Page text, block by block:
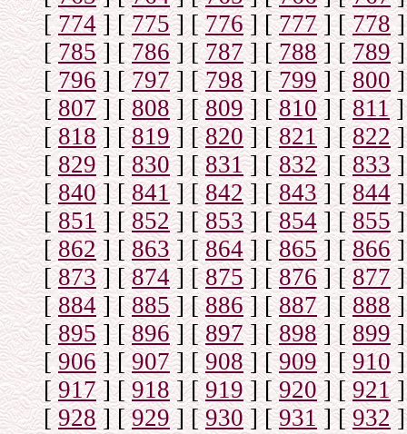
[ 774] [775] [776] [777] [778]
[785] [786] [787] [788] [789]
[796] [797] [798] [799] [ 800]
[807] [808] [809] [810] [811]
[818] [819] [820] [821] [822]
[829] [830] [831] [832] [833]
[840] [841] [842] [843] [844]
[851] [852] [853] [854] [ 855]
[862] [863] [864] [865] [866]
[873] [874] [875] [876] [877]
[884] [885] [886] [887] [888]
[895] [896] [897] [898] [899]
[906] [907] [908] [909] [910]
[917] [918] [ 919] [920] [921]
[928] [929] [930] [931] [932]